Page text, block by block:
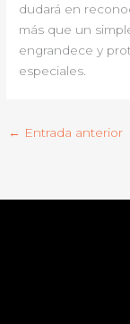
dudará en
más que un
engrandece y
especiales.
← Entrada anterior